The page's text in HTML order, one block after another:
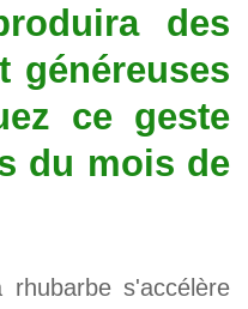
des
généreuses
ce geste
du mois de
s'accélère